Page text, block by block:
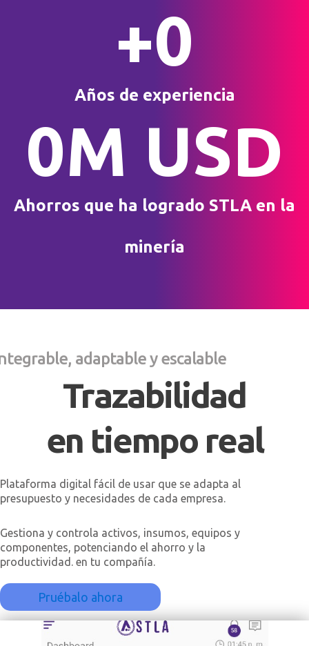
Años de experiencia
+0
Ahorros que ha logrado STLA en la
minería
0M USD
adaptable y escalable
Trazabilidad
en tiempo real
Plataforma digital fácil de usar que se adapta al
presupuesto y necesidades de cada empresa.
Gestiona y controla activos, insumos, equipos y
componentes, potenciando el ahorro y la
productividad. en tu compañía.
Pruébalo ahora